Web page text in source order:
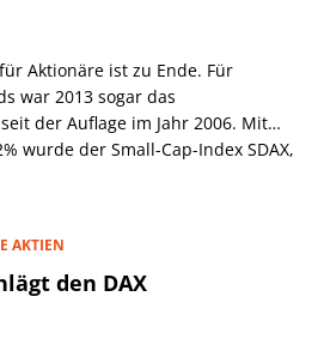
Aktionäre ist zu Ende. Für
war 2013 sogar das
der Auflage im Jahr 2006. Mit
wurde der Small-Cap-Index SDAX,
weniger gut geeignet,
als ein Siebtel des
und TecDAX, die mit 39,1%
AKTIEN
den DAX